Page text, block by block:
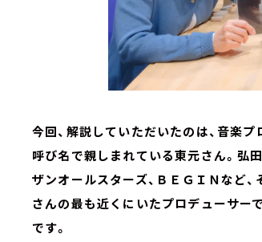
今回、解説していただいたのは、音楽
呼び名で親しまれている東元さん。弘
ザンオールスターズ、ＢＥＧＩＮなど
さんの最も近くにいたプロデューサー
です。